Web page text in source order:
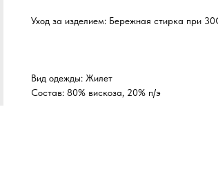
Уход за изделием: Бережная стирка при
Вид одежды: Жилет
Состав: 80% вискоза, 20% п/э